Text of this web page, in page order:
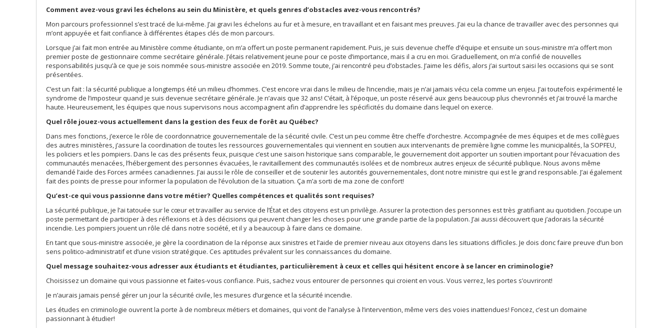
Comment avez-vous gravi les échelons au sein du Ministère, et quels genres d’obstacles avez-vous rencontrés?
Mon parcours professionnel s’est tracé de lui-même. J’ai gravi les échelons au fur et à mesure, en travaillant et en faisant mes preuves. J’ai eu la chance de travailler avec des personnes qui
m’ont appuyée et fait confiance à différentes étapes clés de mon parcours.
Lorsque j’ai fait mon entrée au Ministère comme étudiante, on m’a offert un poste permanent rapidement. Puis, je suis devenue cheffe d’équipe et ensuite un sous-ministre m’a offert mon
premier poste de gestionnaire comme secrétaire générale. J’étais relativement jeune pour ce poste d’importance, mais il a cru en moi. Graduellement, on m’a confié de nouvelles
responsabilités jusqu’à ce que je sois nommée sous-ministre associée en 2019. Somme toute, j’ai rencontré peu d’obstacles. J’aime les défis, alors j’ai surtout saisi les occasions qui se sont
présentées.
C’est un fait : la sécurité publique a longtemps été un milieu d’hommes. C’est encore vrai dans le milieu de l’incendie, mais je n’ai jamais vécu cela comme un enjeu. J’ai toutefois expérimenté le
syndrome de l’imposteur quand je suis devenue secrétaire générale. Je n’avais que 32 ans! C’était, à l’époque, un poste réservé aux gens beaucoup plus chevronnés et j’ai trouvé la marche
haute. Heureusement, les équipes que nous supervisons nous accompagnent afin d’apprendre les spécificités du domaine dans lequel on exerce.
Quel rôle jouez-vous actuellement dans la gestion des feux de forêt au Québec?
Dans mes fonctions, j’exerce le rôle de coordonnatrice gouvernementale de la sécurité civile. C’est un peu comme être cheffe d’orchestre. Accompagnée de mes équipes et de mes collègues
des autres ministères, j’assure la coordination de toutes les ressources gouvernementales qui viennent en soutien aux intervenants de première ligne comme les municipalités, la SOPFEU,
les policiers et les pompiers. Dans le cas des présents feux, puisque c’est une saison historique sans comparable, le gouvernement doit apporter un soutien important pour l’évacuation des
communautés menacées, l’hébergement des personnes évacuées, le ravitaillement des communautés isolées et de nombreux autres enjeux de sécurité publique. Nous avons même
demandé l’aide des Forces armées canadiennes. J’ai aussi le rôle de conseiller et de soutenir les autorités gouvernementales, dont notre ministre qui est le grand responsable. J’ai également
fait des points de presse pour informer la population de l’évolution de la situation. Ça m’a sorti de ma zone de confort!
Qu’est-ce qui vous passionne dans votre métier? Quelles compétences et qualités sont requises?
La sécurité publique, je l’ai tatouée sur le cœur et travailler au service de l’État et des citoyens est un privilège. Assurer la protection des personnes est très gratifiant au quotidien. J’occupe un
poste permettant de participer à des réflexions et à des décisions qui peuvent changer les choses pour une grande partie de la population. J’ai aussi découvert que j’adorais la sécurité
incendie. Les pompiers jouent un rôle clé dans notre société, et il y a beaucoup à faire dans ce domaine.
En tant que sous-ministre associée, je gère la coordination de la réponse aux sinistres et l’aide de premier niveau aux citoyens dans les situations difficiles. Je dois donc faire preuve d’un bon
sens politico-administratif et d’une vision stratégique. Ces aptitudes prévalent sur les connaissances du domaine.
Quel message souhaitez-vous adresser aux étudiants et étudiantes, particulièrement à ceux et celles qui hésitent encore à se lancer en criminologie?
Choisissez un domaine qui vous passionne et faites-vous confiance. Puis, sachez vous entourer de personnes qui croient en vous. Vous verrez, les portes s’ouvriront!
Je n’aurais jamais pensé gérer un jour la sécurité civile, les mesures d’urgence et la sécurité incendie.
Les études en criminologie ouvrent la porte à de nombreux métiers et domaines, qui vont de l’analyse à l’intervention, même vers des voies inattendues! Foncez, c’est un domaine
passionnant à étudier!